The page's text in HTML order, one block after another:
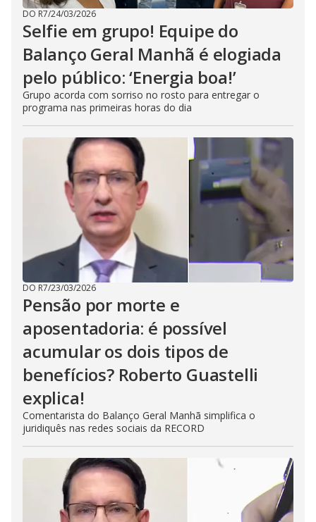
DO R7/24/03/2026
Selfie em grupo! Equipe do
Balanço Geral Manhã é elogiada
pelo público: ‘Energia boa!’
Grupo acorda com sorriso no rosto para entregar o
programa nas primeiras horas do dia
DO R7/23/03/2026
Pensão por morte e
aposentadoria: é possível
acumular os dois tipos de
benefícios? Roberto Guastelli
explica!
Comentarista do Balanço Geral Manhã simplifica o
juridiquês nas redes sociais da RECORD